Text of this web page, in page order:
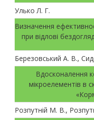
Улько Л. Г.
Визначення
при відлові
Березовський А. В.,
Вдосконалення
мікроелементів в
Розпутній М. В.,